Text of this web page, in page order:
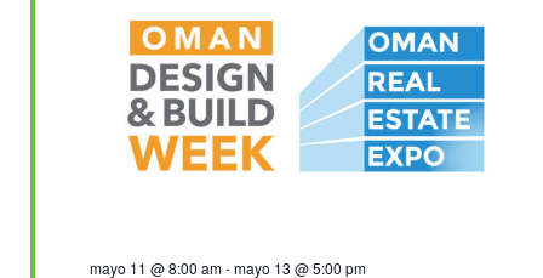
vistas
de
mayo 11 @ 8:00 am-mayo 13 @ 5:00 pm